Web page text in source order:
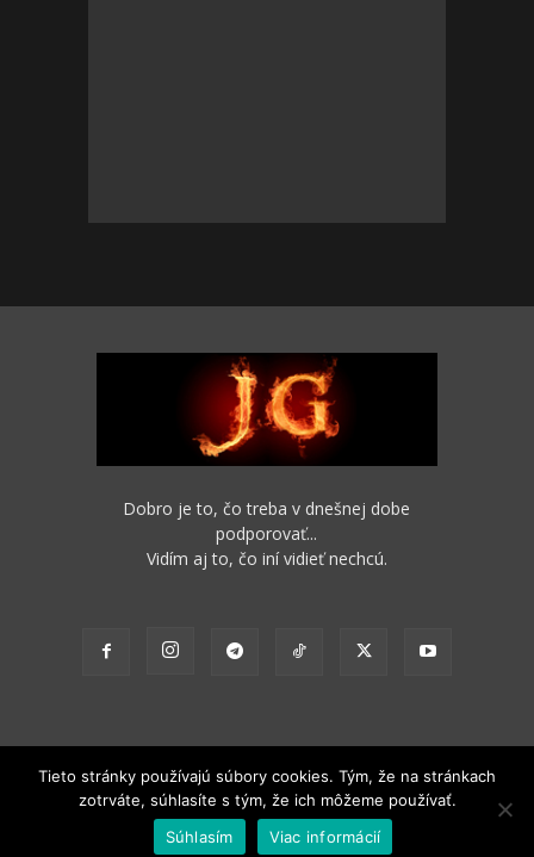
Dobro je to, čo treba v dnešnej dobe
podporovať...
Vidím aj to, čo iní vidieť nechcú.
2012 - 2022 Obsah stránok je možné s funkčným odkazom na pôvodný
zdroj ďalej nekomerčne šíriť.
Tieto stránky používajú súbory cookies. Tým, že na stránkach
zotrváte, súhlasíte s tým, že ich môžeme používať.
Súhlasím
Viac informácií